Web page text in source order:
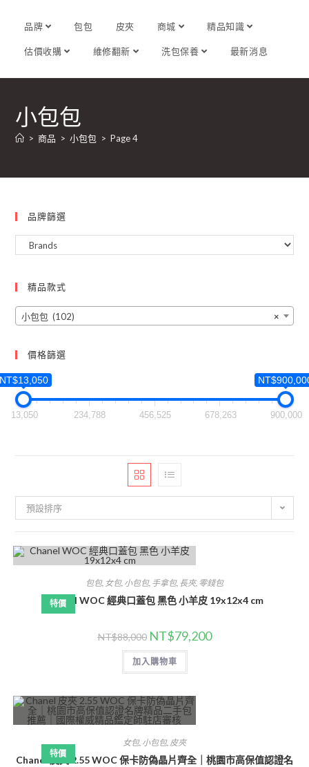
品牌 包包 皮夾 商城 精品知識
估價收購 維修翻新 洗包保養 最新消息
小包包
> 商品 > 小包包 > Page 4
品牌篩選
精品款式
×
小包包 (102)
價格篩選
13,050 234,788 456,525 678,263 900,000
預設排序
特價
包包, 女包, 小包包, 手拿包, 長夾, 零錢包
Chanel WOC 經典口蓋包 黑色 小羊皮 19x12x4 cm
NT$88,000 NT$79,200
加入購物車
特價
女包, 小包包, 皮夾
Chanel 皮夾 2.55 WOC 保卡防偽晶片齊全｜桃園市高保值認證名